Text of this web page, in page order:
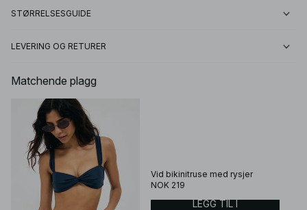
STØRRELSESGUIDE
LEVERING OG RETURER
Matchende plagg
Vid bikinitruse med rysjer
NOK 219
LEGG TIL I